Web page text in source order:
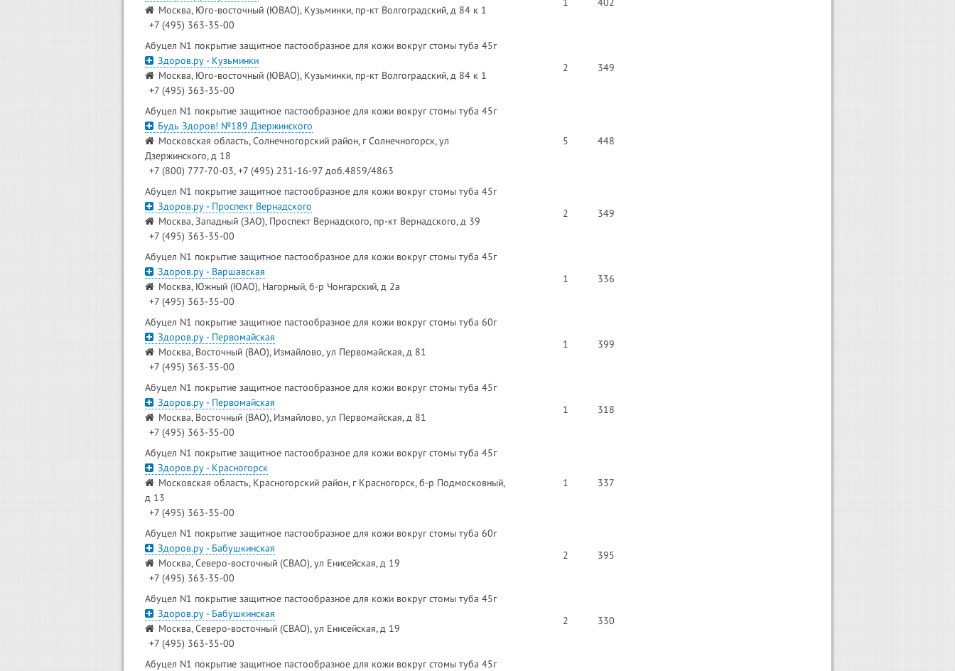
Москва, Юго-восточный (ЮВАО), Кузьминки, пр-кт Волгоградский, д 84 к 1
+7 (495) 363-35-00
Абуцел N1 покрытие защитное пастообразное для кожи вокруг стомы туба 45г
Здоров.ру - Кузьминки
Москва, Юго-восточный (ЮВАО), Кузьминки, пр-кт Волгоградский, д 84 к 1
+7 (495) 363-35-00
2 349
Абуцел N1 покрытие защитное пастообразное для кожи вокруг стомы туба 45г
Будь Здоров! №189 Дзержинского
Московская область, Солнечногорский район, г Солнечногорск, ул
Дзержинского, д 18
+7 (800) 777-70-03, +7 (495) 231-16-97 доб.4859/4863
5 448
Абуцел N1 покрытие защитное пастообразное для кожи вокруг стомы туба 45г
Здоров.ру - Проспект Вернадского
Москва, Западный (ЗАО), Проспект Вернадского, пр-кт Вернадского, д 39
+7 (495) 363-35-00
2 349
Абуцел N1 покрытие защитное пастообразное для кожи вокруг стомы туба 45г
Здоров.ру - Варшавская
Москва, Южный (ЮАО), Нагорный, б-р Чонгарский, д 2а
+7 (495) 363-35-00
1 336
Абуцел N1 покрытие защитное пастообразное для кожи вокруг стомы туба 60г
Здоров.ру - Первомайская
Москва, Восточный (ВАО), Измайлово, ул Первомайская, д 81
+7 (495) 363-35-00
1 399
Абуцел N1 покрытие защитное пастообразное для кожи вокруг стомы туба 45г
Здоров.ру - Первомайская
Москва, Восточный (ВАО), Измайлово, ул Первомайская, д 81
+7 (495) 363-35-00
1 318
Абуцел N1 покрытие защитное пастообразное для кожи вокруг стомы туба 45г
Здоров.ру - Красногорск
Московская область, Красногорский район, г Красногорск, б-р Подмосковный,
д 13
+7 (495) 363-35-00
1 337
Абуцел N1 покрытие защитное пастообразное для кожи вокруг стомы туба 60г
Здоров.ру - Бабушкинская
Москва, Северо-восточный (СВАО), ул Енисейская, д 19
+7 (495) 363-35-00
2 395
Абуцел N1 покрытие защитное пастообразное для кожи вокруг стомы туба 45г
Здоров.ру - Бабушкинская
Москва, Северо-восточный (СВАО), ул Енисейская, д 19
+7 (495) 363-35-00
2 330
Абуцел N1 покрытие защитное пастообразное для кожи вокруг стомы туба 45г